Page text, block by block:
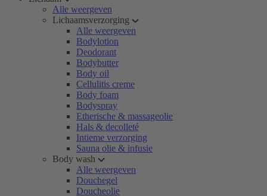
Alle weergeven
Lichaamsverzorging
Alle weergeven
Bodylotion
Deodorant
Bodybutter
Body oil
Cellulitis creme
Body foam
Bodyspray
Etherische & massageolie
Hals & decolleté
Intieme verzorging
Sauna olie & infusie
Body wash
Alle weergeven
Douchegel
Doucheolie